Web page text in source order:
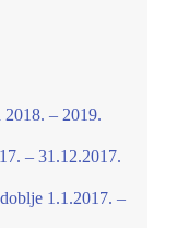
– 2019.
– 31.12.2017.
1.1.2017. –